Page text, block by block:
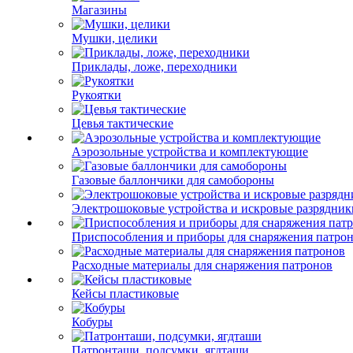
Магазины
Мушки, целики
Приклады, ложе, переходники
Рукоятки
Цевья тактические
Аэрозольные устройства и комплектующие
Газовые баллончики для самобороны
Электрошоковые устройства и искровые
Приспособления и приборы для снаряжения
Расходные материалы для снаряжения патронов
Кейсы пластиковые
Кобуры
Патронташи, подсумки, ягдташи